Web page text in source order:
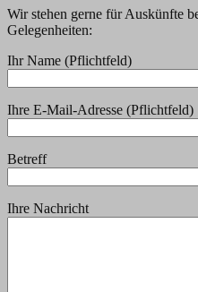
Wir stehen gerne für Auskünfte
Gelegenheiten:
Ihr Name (Pflichtfeld)
Ihre E-Mail-Adresse (Pflichtfeld)
Betreff
Ihre Nachricht